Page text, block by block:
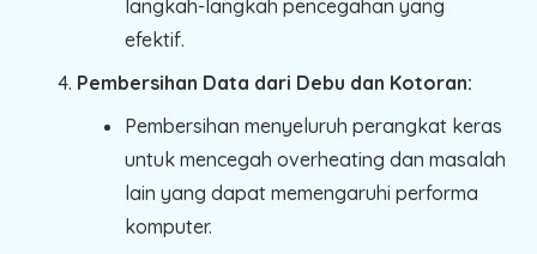
langkah-langkah pencegahan yang
efektif.
Pembersihan Data dari Debu dan Kotoran:
Pembersihan menyeluruh perangkat keras
untuk mencegah overheating dan masalah
lain yang dapat memengaruhi performa
komputer.